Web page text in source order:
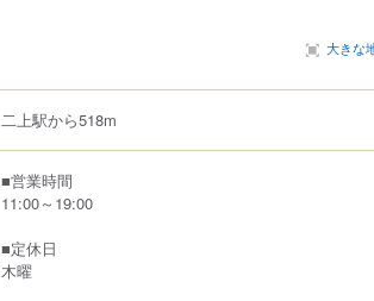
大きな
二上駅から518m
■営業時間
11:00～19:00
■定休日
木曜